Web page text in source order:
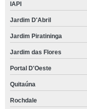
IAPI
Jardim D'Abril
Jardim Piratininga
Jardim das Flores
Portal D'Oeste
Quitaúna
Rochdale